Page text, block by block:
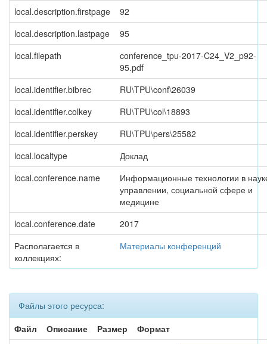
local.description.firstpage
92
local.description.lastpage
95
local.filepath
conference_tpu-2017-C24_V2_p92-
95.pdf
local.identifier.bibrec
RU\TPU\conf\26039
local.identifier.colkey
RU\TPU\col\18893
local.identifier.perskey
RU\TPU\pers\25582
local.localtype
Доклад
local.conference.name
Информационные технологии в
управлении, социальной сфере и
медицине
local.conference.date
2017
Располагается в
коллекциях:
Материалы конференций
Файлы этого ресурса:
Файл
Описание Размер
Формат